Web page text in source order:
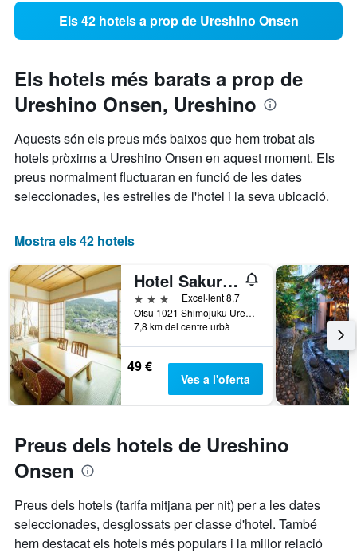
Els 42 hotels a prop de Ureshino Onsen
Els hotels més barats a prop de
Ureshino Onsen, Ureshino
Aquests són els preus més baixos que hem trobat als
hotels pròxims a Ureshino Onsen en aquest moment. Els
preus normalment fluctuaran en funció de les dates
seleccionades, les estrelles de l'hotel i la seva ubicació.
Mostra els 42 hotels
Hotel Sakura Ureshino
3 estrellesExcel·lent 8,7
Otsu 1021 Shimojuku Ureshinocho, Ureshino, Japó
7,8 km del centre urbà
49 €
Ves a l'oferta
Preus dels hotels de Ureshino
Onsen
Preus dels hotels (tarifa mitjana per nit) per a les dates
seleccionades, desglossats per classe d'hotel. També
hem destacat els hotels més populars i la millor relació